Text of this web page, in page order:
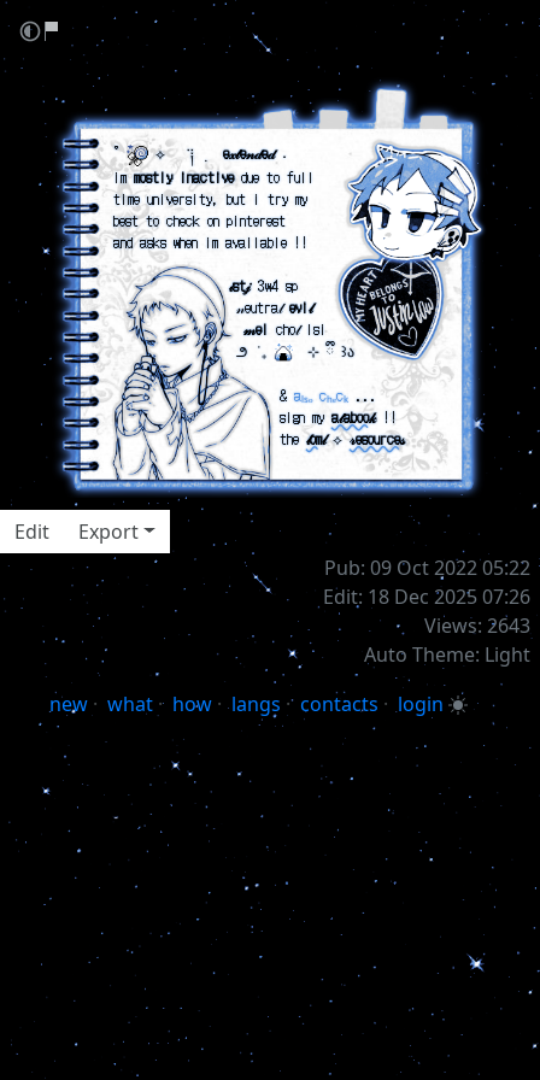
‎ ‎
‎ ‎
‎ ‎ ‎ ‎ ‎ ˚
⟡‎ ‎ ‎‎ ་༐ ݂ ‎ ‎e𝓍𝓉e𝓃𝒹e𝒹˖
‎ ‎ ‎ ‎ ‎ immostly inactivedue to full
‎ ‎ ‎ ‎ ‎ time university, but i try my
‎ ‎ ‎ ‎ ‎ best to check on pinterest
‎ ‎ ‎ ‎ ‎ and asks when im available !!
‎ ‎
‎ ‎ ‎ ‎ ‎ ‎ ‎ ‎ ‎ ‎ ‎ ‎ ‎ ‎ ‎ ‎ ‎ ‎ ‎ ‎ ‎𝒾st𝒿3w4 sp
‎ ‎ ‎ ‎ ‎ ‎ ‎ ‎ ‎ ‎ ‎ ‎ ‎ ‎ ‎ ‎ ‎ ‎ ‎ ‎ ‎ ‎ 𝓃eutra𝓁evi𝓁
‎ ‎ ‎ ‎ ‎ ‎ ‎ ‎ ‎ ‎ ‎ ‎ ‎ ‎ ‎ ‎ ‎ ‎ ‎ ‎ ‎ ‎ ‎𝓂el cho𝓁 lsi
‎ ‎ ‎ ‎ ‎ ‎ ‎ ‎ ‎ ‎ ‎ ‎ ‎ ‎ ‎ ‎ ‎ ‎ ‎ ‎ ‎ ‎ ‎౨ ݁ ₊
⊹ ྀི ꒱ა
‎ ‎ ‎ ‎
‎ ‎ ‎ ‎ ‎ ‎ ‎ ‎ ‎ ‎ ‎ ‎ ‎ ‎ ‎ ‎ ‎ ‎ ‎ ‎ ‎ ‎ ‎ ‎ ‎ ‎ ‎ ‎ &aₗₛₒ cₕₑcₖ ...
‎ ‎ ‎ ‎ ‎ ‎ ‎ ‎ ‎ ‎ ‎ ‎ ‎ ‎ ‎ ‎ ‎ ‎ ‎ ‎ ‎ ‎ ‎ ‎ ‎ ‎ ‎ ‎ sign mya𝓉aboo𝓀!!
‎ ‎ ‎ ‎ ‎ ‎ ‎ ‎ ‎ ‎ ‎ ‎ ‎ ‎ ‎ ‎ ‎ ‎ ‎ ‎ ‎ ‎ ‎ ‎ ‎ ‎ ‎ ‎ the𝓁om𝓁⟡𝓇esource𝓈
Edit
Export
Pub: 09 Oct 2022 05:22
Edit: 18 Dec 2025 07:26
Views: 2643
Auto Theme: Light
new · what · how · langs · contacts · login